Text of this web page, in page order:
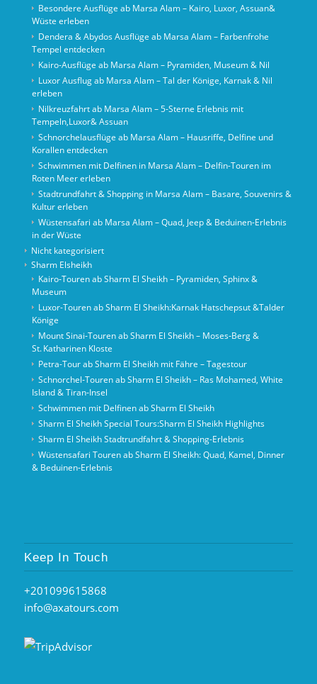
Besondere Ausflüge ab Marsa Alam – Kairo, Luxor, Assuan&
Wüste erleben
Dendera & Abydos Ausflüge ab Marsa Alam – Farbenfrohe
Tempel entdecken
Kairo-Ausflüge ab Marsa Alam – Pyramiden, Museum & Nil
Luxor Ausflug ab Marsa Alam – Tal der Könige, Karnak & Nil
erleben
Nilkreuzfahrt ab Marsa Alam – 5-Sterne Erlebnis mit
Tempeln,Luxor& Assuan
Schnorchelausflüge ab Marsa Alam – Hausriffe, Delfine und
Korallen entdecken
Schwimmen mit Delfinen in Marsa Alam – Delfin-Touren im
Roten Meer erleben
Stadtrundfahrt & Shopping in Marsa Alam – Basare, Souvenirs &
Kultur erleben
Wüstensafari ab Marsa Alam – Quad, Jeep & Beduinen-Erlebnis
in der Wüste
Nicht kategorisiert
Sharm Elsheikh
Kairo‑Touren ab Sharm El Sheikh – Pyramiden, Sphinx &
Museum
Luxor-Touren ab Sharm El Sheikh:Karnak Hatschepsut &Talder
Könige
Mount Sinai‑Touren ab Sharm El Sheikh – Moses‑Berg &
St. Katharinen Kloste
Petra-Tour ab Sharm El Sheikh mit Fähre – Tagestour
Schnorchel‑Touren ab Sharm El Sheikh – Ras Mohamed, White
Island & Tiran‑Insel
Schwimmen mit Delfinen ab Sharm El Sheikh
Sharm El Sheikh Special Tours:Sharm El Sheikh Highlights
Sharm El Sheikh Stadtrundfahrt & Shopping-Erlebnis
Wüstensafari Touren ab Sharm El Sheikh: Quad, Kamel, Dinner
& Beduinen‑Erlebnis
Keep In Touch
+201099615868
info@axatours.com